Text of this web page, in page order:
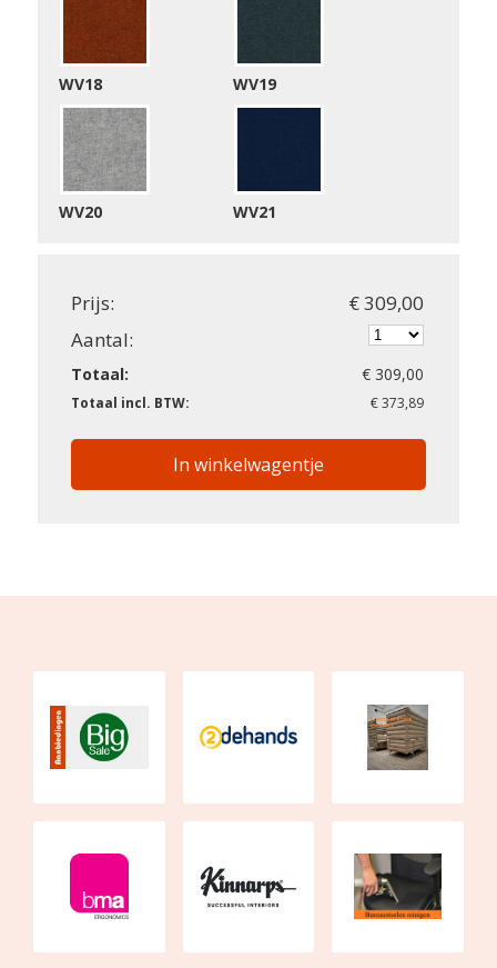
WV18 WV19
WV20 WV21
Prijs:
€ 309,00
Aantal:
Totaal: € 309,00
Totaal incl. BTW: € 373,89
In winkelwagentje